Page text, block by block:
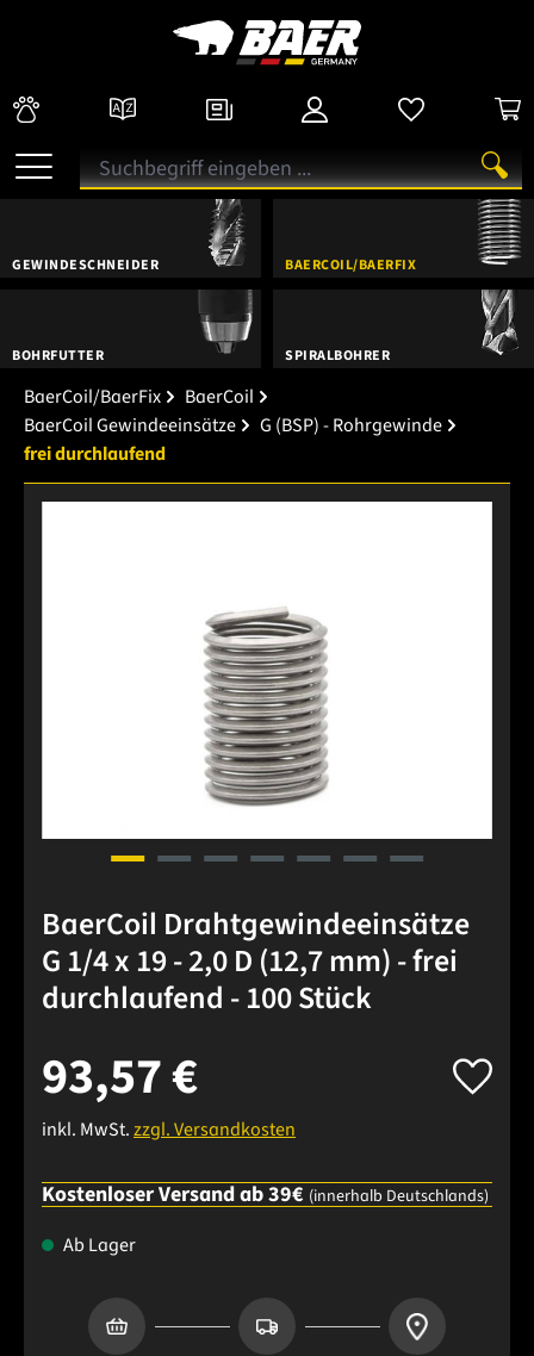
GEWINDESCHNEIDER BAERCOIL/BAERFIX
BOHRFUTTER SPIRALBOHRER
BaerCoil/BaerFix
BaerCoil
BaerCoil Gewindeeinsätze
G (BSP) - Rohrgewinde
frei durchlaufend
BaerCoil Drahtgewindeeinsätze
G 1/4 x 19 - 2,0 D (12,7 mm) - frei
durchlaufend - 100 Stück
93,57 €
inkl. MwSt.zzgl. Versandkosten
Kostenloser Versand ab 39€ (innerhalb Deutschlands)
Ab Lager